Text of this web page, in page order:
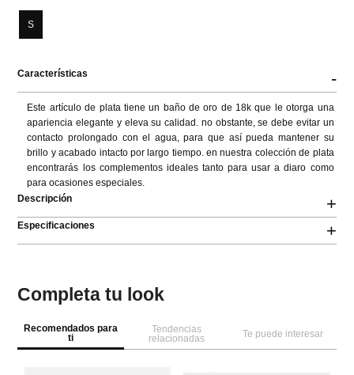
S
Características -
Este artículo de plata tiene un baño de oro de 18k que le otorga una
apariencia elegante y eleva su calidad. no obstante, se debe evitar un
contacto prolongado con el agua, para que así pueda mantener su
brillo y acabado intacto por largo tiempo. en nuestra colección de plata
encontrarás los complementos ideales tanto para usar a diaro como
para ocasiones especiales.
Descripción
+
Especificaciones +
Completa tu look
Recomendados para
ti
Tendencias
relacionadas
Te puede interesar